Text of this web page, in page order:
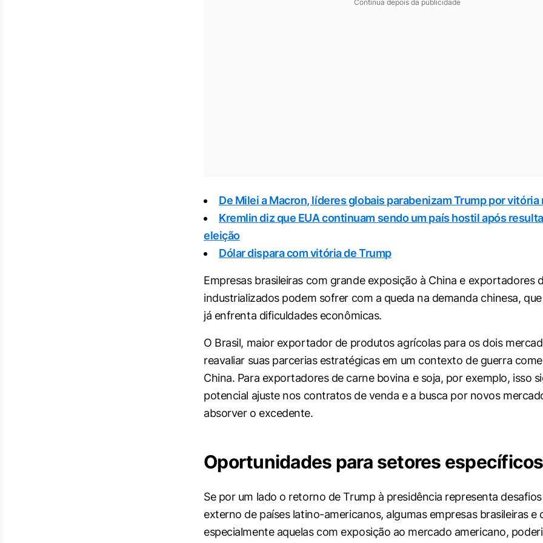
Continua depois da publicidade
De Milei a Macron, líderes globais parabenizam Trump por vitória
Kremlin diz que EUA continuam sendo um país hostil após
eleição
Dólar dispara com vitória de Trump
Empresas brasileiras com grande exposição à China e exportadores
industrializados podem sofrer com a queda na demanda chinesa,
já enfrenta dificuldades econômicas.
O Brasil, maior exportador de produtos agrícolas para os dois
reavaliar suas parcerias estratégicas em um contexto de guerra
China. Para exportadores de carne bovina e soja, por exemplo, isso
potencial ajuste nos contratos de venda e a busca por novos
absorver o excedente.
Oportunidades para setores específicos
Se por um lado o retorno de Trump à presidência representa
externo de países latino-americanos, algumas empresas brasileiras e
especialmente aquelas com exposição ao mercado americano,